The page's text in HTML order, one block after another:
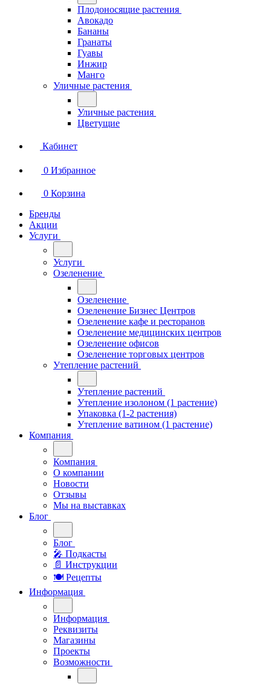
Плодоносящие растения
Авокадо
Бананы
Гранаты
Гуавы
Инжир
Манго
Уличные растения
Уличные растения
Цветущие
Кабинет
0 Избранное
0 Корзина
Бренды
Акции
Услуги
Услуги
Озеленение
Озеленение
Озеленение Бизнес Центров
Озеленение кафе и ресторанов
Озеленение медицинских центров
Озеленение офисов
Озеленение торговых центров
Утепление растений
Утепление растений
Утепление изолоном (1 растение)
Упаковка (1-2 растения)
Утепление ватином (1 растение)
Компания
Компания
О компании
Новости
Отзывы
Мы на выставках
Блог
Блог
🎤︎︎ Подкасты
📄 Инструкции
🍽 Рецепты
Информация
Информация
Реквизиты
Магазины
Проекты
Возможности